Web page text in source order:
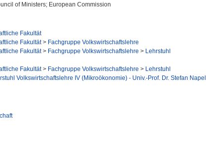
of Ministers; European Commission
Fakultät
Fakultät> Fachgruppe Volkswirtschaftslehre
Fakultät> Fachgruppe Volkswirtschaftslehre > Lehrstuhl
Fakultät> Fachgruppe Volkswirtschaftslehre > Lehrstuhl
Volkswirtschaftslehre IV (Mikroökonomie) - Univ.-Prof. Dr. Stefan Napel